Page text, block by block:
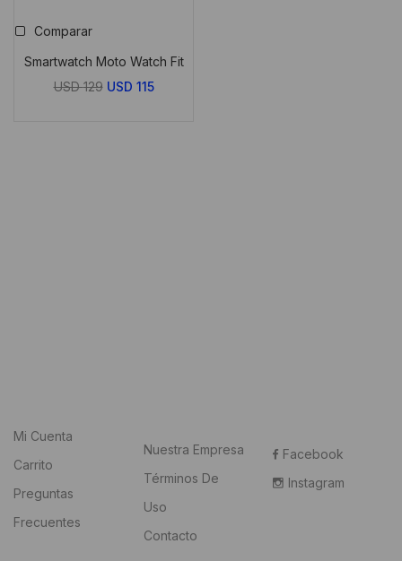
Comparar
Smartwatch Moto Watch Fit
USD129 El
USD 115El
Mi Cuenta
Carrito
Preguntas
Frecuentes
Nuestra Empresa
Términos De
Uso
Contacto
Facebook
Instagram